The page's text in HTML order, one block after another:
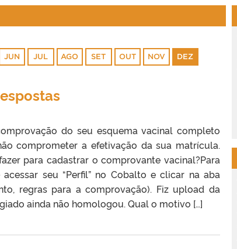
JUN JUL AGO SET OUT NOV DEZ
do seu esquema vacinal completo
comprometer a efetivação da sua matrícula.
para cadastrar o comprovante vacinal?Para
seu “Perfil” no Cobalto e clicar na aba
regras para a comprovação). Fiz upload da
ainda não homologou. Qual o motivo […]